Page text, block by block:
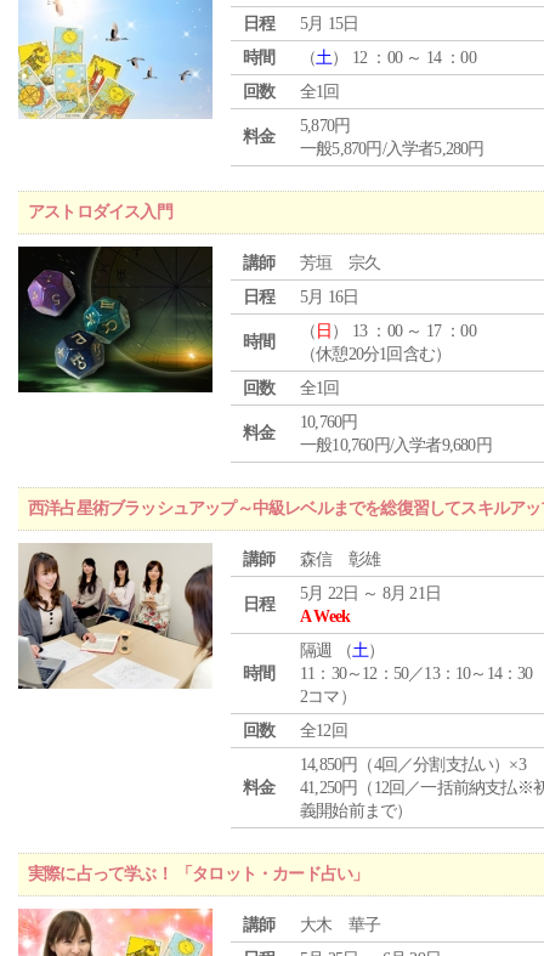
日程
5月 15日
時間
（土） 12 ：00 ～ 14 ：00
回数
全1回
料金
5,870円
一般5,870円/入学者5,280円
アストロダイス入門
講師
芳垣 宗久
日程
5月 16日
時間
（ 日 ） 13 ：00 ～ 17 ：00
（休憩20分1回含む）
回数
全1回
料金
10,760円
一般10,760円/入学者9,680円
西洋占星術ブラッシュアップ～中級レベルまでを総復習してスキルア
講師 森信 彰雄
日程
5月 22日 ～ 8月 21日
A Week
時間
隔週 （土）
11：30～12：50／13：10～14：30
2コマ）
回数
全12回
料金
14,850円（4回／分割支払い）×3
41,250円（12回／一括前納支払※
義開始前まで）
実際に占って学ぶ！ 「タロット・カード占い」
講師
大木 華子